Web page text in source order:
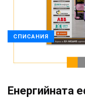
СПИСАНИЯ
Енергийната